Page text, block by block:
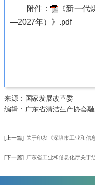
附件：
《新一
—2027年）》.pdf
来源：国家发展改革委
编辑：广东省清洁生产协会
[上一篇] 关于印发《深圳市工业和信息化局自愿性
[下一篇] 广东省工业和信息化厅关于组织开展